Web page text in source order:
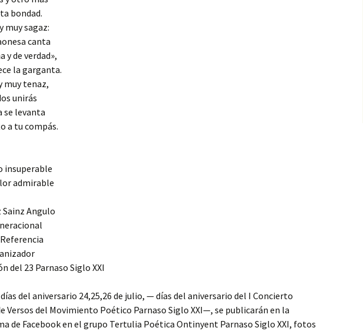
bondad.
muy sagaz:
canta
y de verdad»,
la garganta.
muy tenaz,
unirás
se levanta
a tu compás.
insuperable
admirable
Sainz Angulo
del 23 Parnaso Siglo XXI
del aniversario 24,25,26 de julio, — días del aniversario del I Concierto
Versos del Movimiento Poético Parnaso Siglo XXI—, se publicarán en la
de Facebook en el grupo Tertulia Poética Ontinyent Parnaso Siglo XXI, fotos